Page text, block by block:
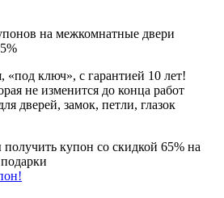
на межкомнатные двери
, «под ключ», с гарантией 10 лет!
не изменится до конца работ
дверей, замок, петли, глазок
купон со скидкой 65% на